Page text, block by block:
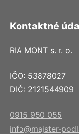
Kontaktné
RIA MONT s. r. o.
IČO: 53878027
DIČ: 2121544909
0915 950 055
info@majster-